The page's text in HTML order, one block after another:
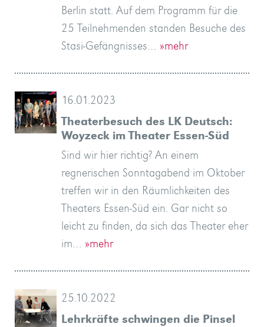
Berlin statt. Auf dem Programm für die
25 Teilnehmenden standen Besuche des
Stasi-Gefängnisses… »mehr
16.01.2023
Theaterbesuch des LK Deutsch:
Woyzeck im Theater Essen-Süd
Sind wir hier richtig? An einem
regnerischen Sonntagabend im Oktober
treffen wir in den Räumlichkeiten des
Theaters Essen-Süd ein. Gar nicht so
leicht zu finden, da sich das Theater eher
im… »mehr
25.10.2022
Lehrkräfte schwingen die Pinsel